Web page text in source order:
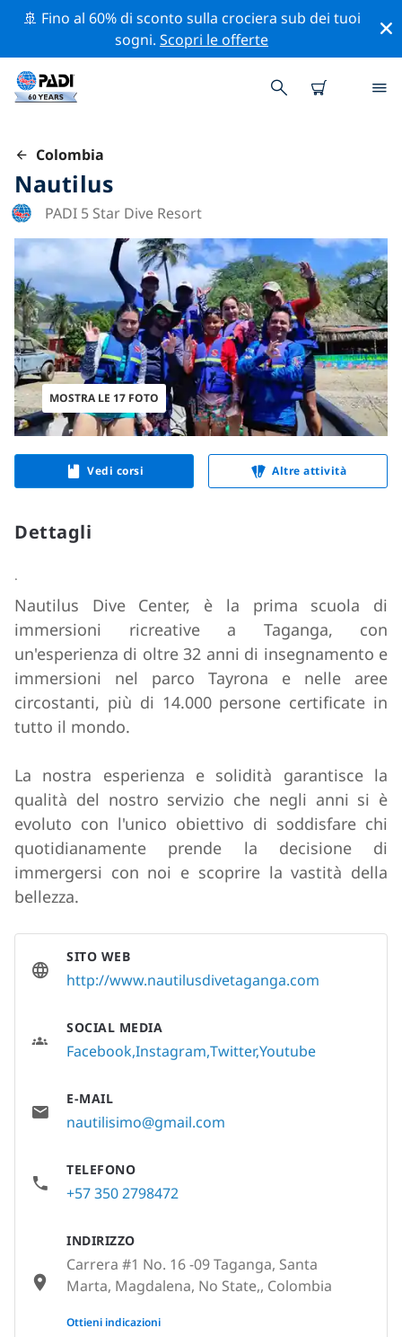
🚢 Fino al 60% di sconto sulla crociera sub dei tuoi
sogni.Scopri le offerte
Colombia
Nautilus
PADI 5 Star Dive Resort
MOSTRA LE 17 FOTO
Vedi corsi Altre attività
Dettagli
.
Nautilus Dive Center, è la prima scuola di
immersioni ricreative a Taganga, con
un'esperienza di oltre 32 anni di insegnamento e
immersioni nel parco Tayrona e nelle aree
circostanti, più di 14.000 persone certificate in
tutto il mondo.
La nostra esperienza e solidità garantisce la
qualità del nostro servizio che negli anni si è
evoluto con l'unico obiettivo di soddisfare chi
quotidianamente prende la decisione di
immergersi con noi e scoprire la vastità della
bellezza.
SITO WEB
http://www.nautilusdivetaganga.com
SOCIAL MEDIA
FacebookInstagram TwitterYoutube
E-MAIL
nautilisimo@gmail.com
TELEFONO
+57 350 2798472
INDIRIZZO
Carrera #1 No. 16 -09 Taganga, Santa
Marta, Magdalena, No State,, Colombia
None
Ottieni indicazioni